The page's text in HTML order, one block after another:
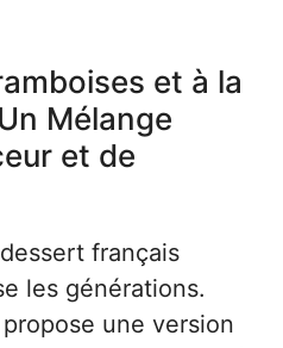
et à la
Mélange
et de
français
les générations.
une version